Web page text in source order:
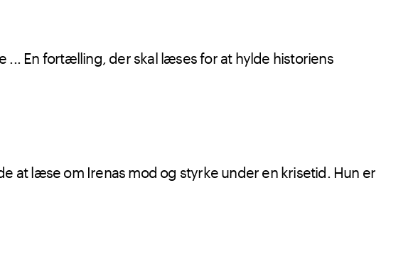
... En fortælling, der skal læses for at hylde historiens
at læse om Irenas mod og styrke under en krisetid. Hun er